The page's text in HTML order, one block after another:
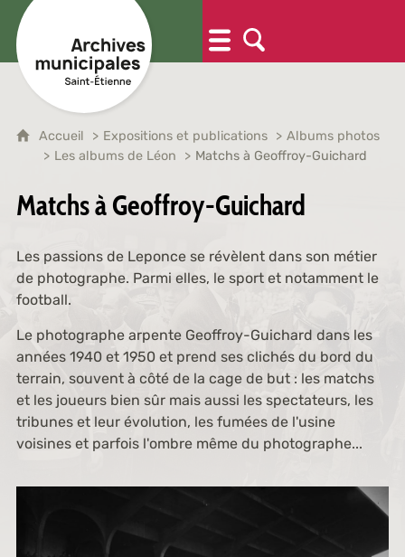
Accueil Expositions et publications
Albums photos
Les albums de Léon
Matchs à Geoffroy-Guichard
Matchs à Geoffroy-Guichard
Les passions de Leponce se révèlent dans son métier
de photographe. Parmi elles, le sport et notamment le
football.
Le photographe arpente Geoffroy-Guichard dans les
années 1940 et 1950 et prend ses clichés du bord du
terrain, souvent à côté de la cage de but : les matchs
et les joueurs bien sûr mais aussi les spectateurs, les
tribunes et leur évolution, les fumées de l'usine
voisines et parfois l'ombre même du photographe...